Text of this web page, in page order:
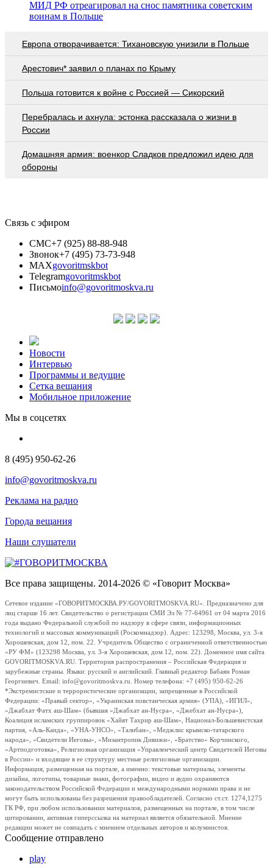
МИД РФ отреагировал на снос памятника советским
воинам в Польше
Европа отворачивается: Тихановскую унизили в Польше
Арестович* заявил о планах по Крыму
Польша готовится к войне с Россией — Сикорский
Перебралась и ахнула: эстонка рассказала о жизни в
России
Домашняя армия: военкор Сладков предложил идею для
обороны
Связь с эфиром
СМС+7 (925) 88-88-948
Звонок+7 (495) 73-73-948
MAXgovoritmskbot
Telegramgovoritmskbot
Письмоinfo@govoritmoskva.ru
Новости
Интервью
Программы и ведущие
Сетка вещания
Мобильное приложение
Мы в соцсетях
8 (495) 950-62-26
info@govoritmoskva.ru
Реклама на радио
Города вещания
Наши слушатели
Все права защищены. 2014-2026 © «Говорит Москва»
Сетевое издание «ГОВОРИТМОСКВА.РУ/GOVORITMOSKVA.RU». Предназначено для
лиц старше 16 лет. Свидетельство о регистрации СМИ Эл № 77-64961 от 04 марта 2016
года выдано Федеральной службой по надзору в сфере связи, информационных
технологий и массовых коммуникаций (Роскомнадзор). Адрес: 123298, Москва, ул. 3-я
Хорошевская, дом 12, пом. 22. Учредитель Общество с ограниченной ответственностью
«РУ ФМ» (123298 Москва, ул. 3-я Хорошевская, дом 12, пом. 22). Доменное имя сайта
GOVORITMOSKVA.RU. Территория распространения – Российская Федерация и
зарубежные страны. Языки: русский и английский. Главный редактор Бабаян Роман
Георгиевич. Email: info@govoritmoskva.ru. Номер телефона: +7 (495) 950-62-26
*Экстремистские и террористические организации, запрещенные в Российской
Федерации: «Правый сектор», «Украинская повстанческая армия» (УПА), «ИГИЛ»,
«Джабхат Фатх аш-Шам» (бывшая «Джабхат ан-Нусра», «Джебхат ан-Нусра»),
Коалиция исламских группировок «Хайят Тахрир аш-Шам», Национал-Большевистская
партия, «Аль-Каида», «УНА-УНСО», «Талибан», «Меджлис крымско-татарского
народа», «Свидетели Иеговы», «Мизантропик Дивижн», «Братство» Корчинского,
«Артподготовка», Религиозная организация «Управленческий центр Свидетелей Иеговы
в России» и входящие в ее структуру местные религиозные организации.
Информация, размещенная на портале, а именно: текстовые материалы, элементы
дизайна, логотипы, товарные знаки, фотографии, видео и аудио охраняются
законодательством Российской Федерации и международными нормами права и не
могут быть использованы без разрешения правообладателей. Согласно ст.ст. 1274,1275
ГК РФ, при любом использовании материалов, размещенных на портале, в том числе
цитировании, активная гиперссылка на материал является обязательной. Мнение
редакции может не совпадать с мнением отдельных авторов и колумнистов.
Сообщение отправлено
play